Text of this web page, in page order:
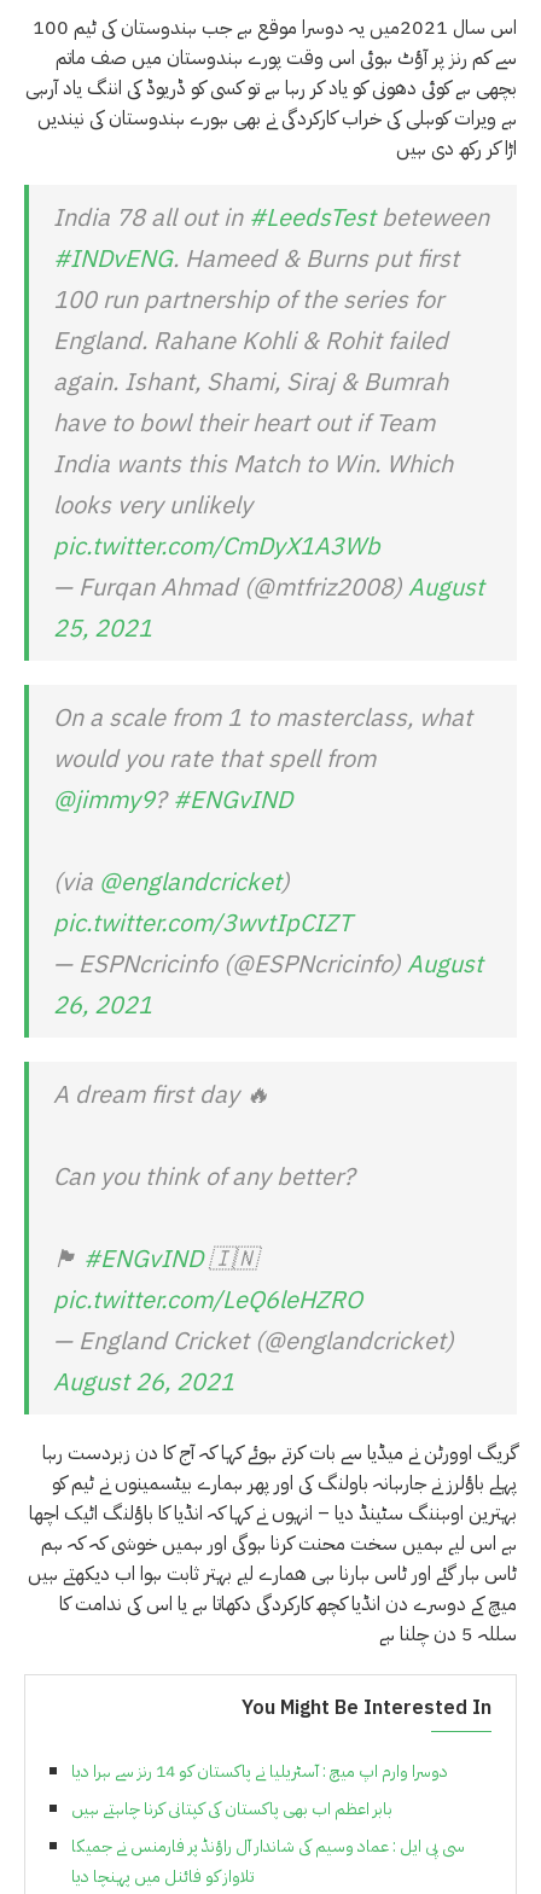
اس سال 2021میں یہ دوسرا موقع ہے جب ہندوستان کی ٹیم 100
سے کم رنز پر آؤٹ ہوئی اس وقت پورے ہندوستان میں صف ماتم
بچھی ہے کوئی دھونی کو یاد کر رہا ہے تو کسی کو ڈریوڈ کی اننگ یاد آرہی
ہے ویرات کوہلی کی خراب کارکردگی نے بھی ہورے ہندوستان کی نیندیں
اڑا کر رکھ دی ہیں
India 78 all out in #LeedsTestbeteween
#INDvENG. Hameed & Burns put first
100 run partnership of the series for
England. Rahane Kohli & Rohit failed
again. Ishant, Shami, Siraj & Bumrah
have to bowl their heart out if Team
India wants this Match to Win. Which
looks very unlikely
pic.twitter.com/CmDyX1A3Wb
— Furqan Ahmad (@mtfriz2008)August
25, 2021
On a scale from 1 to masterclass, what
would you rate that spell from
@jimmy9?#ENGvIND
(via @englandcricket)
pic.twitter.com/3wvtIpCIZT
— ESPNcricinfo (@ESPNcricinfo)August
26, 2021
A dream first day 🔥
Can you think of any better?
🏴󠁧󠁢󠁥󠁮󠁧󠁿 #ENGvIND🇮🇳
pic.twitter.com/LeQ6leHZRO
— England Cricket (@englandcricket)
August 26, 2021
گریگ اوورٹن نے میڈیا سے بات کرتے ہوئے کہا کہ آج کا دن زبردست رہا
پہلے باؤلرز نے جارہانہ باولنگ کی اور پھر ہمارے بیٹسمینوں نے ٹیم کو
بہترین اوہننگ سٹینڈ دیا – انہوں نے کہا کہ انڈیا کا باؤلنگ اٹیک اچھا
ہے اس لیے ہمیں سخت محنت کرنا ہوگی اور ہمیں خوشی کہ کہ ہم
ٹاس ہار گئے اور ٹاس ہارنا ہی ھمارے لیے بہتر ثابت ہوا اب دیکھتے ہیں
میچ کے دوسرے دن انڈیا کچھ کارکردگی دکھاتا ہے یا اس کی ندامت کا
سللہ 5 دن چلنا ہے
You Might Be Interested In
دوسرا وارم اپ میچ : آسٹریلیا نے پاکستان کو 14 رنز سے ہرا دیا
بابر اعظم اب بھی پاکستان کی کپتانی کرنا چاہتے ہیں
سی پی ایل : عماد وسیم کی شاندار آل راؤنڈ پر فارمنس نے جمیکا
تلاواز کو فائنل میں پہنچا دیا